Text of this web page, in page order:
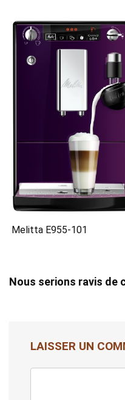
Melitta E955-101
Nous serions ravis de
LAISSER UN